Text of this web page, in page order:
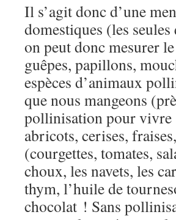
Il s’agit donc d’une
domestiques (les
on peut donc mesurer
guêpes, papillons,
espèces d’animaux
que nous mangeons
pollinisation pour vivre
abricots, cerises,
(courgettes, tomates,
choux, les navets, les
thym, l’huile de
chocolat ! Sans